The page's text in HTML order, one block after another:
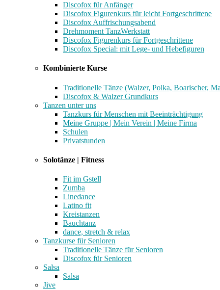
Discofox für Anfänger
Discofox Figurenkurs für leicht Fortgeschrittene
Discofox Auffrischungsabend
Drehmoment TanzWerkstatt
Discofox Figurenkurs für Fortgeschrittene
Discofox Special: mit Lege- und Hebefiguren
Kombinierte Kurse
Traditionelle Tänze (Walzer, Polka, Boarischer,
Discofox & Walzer Grundkurs
Tanzen unter uns
Tanzkurs für Menschen mit Beeinträchtigung
Meine Gruppe | Mein Verein | Meine Firma
Schulen
Privatstunden
Solotänze | Fitness
Fit im Gstell
Zumba
Linedance
Latino fit
Kreistanzen
Bauchtanz
dance, stretch & relax
Tanzkurse für Senioren
Traditionelle Tänze für Senioren
Discofox für Senioren
Salsa
Salsa
Jive